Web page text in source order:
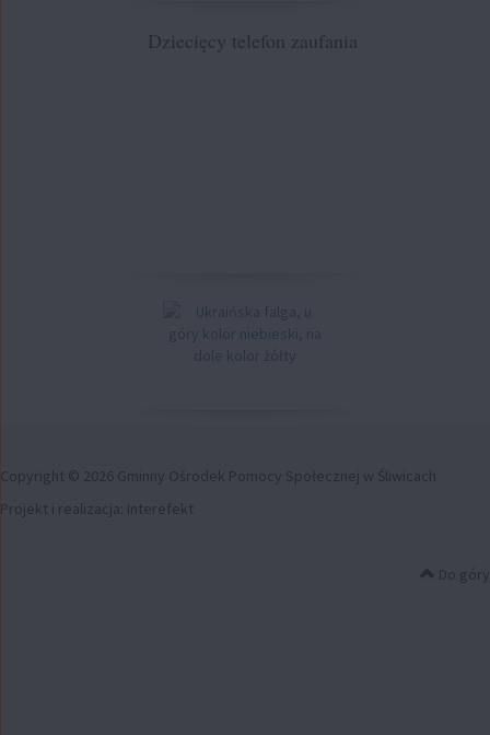
Dziecięcy telefon zaufania
Copyright © 2026 Gminny Ośrodek Pomocy Społecznej w Śliwicach
Projekt i realizacja: Interefekt
Do góry